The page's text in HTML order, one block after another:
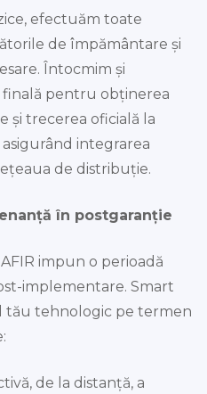
efectuăm toate
de împământare și
Întocmim și
pentru obținerea
și trecerea oficială la
asigurând integrarea
de distribuție.
în postgaranție
impun o perioadă
implementare. Smart
tău tehnologic pe termen
de la distanță, a